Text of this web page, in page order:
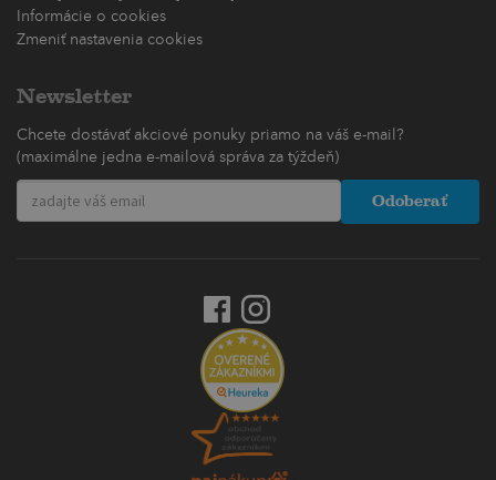
Informácie o cookies
Zmeniť nastavenia cookies
Newsletter
Chcete dostávať akciové ponuky priamo na váš e-mail?
(maximálne jedna e-mailová správa za týždeň)
Odoberať